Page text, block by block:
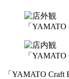
「
「
「YAMATO